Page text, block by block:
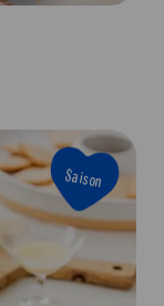
Saison